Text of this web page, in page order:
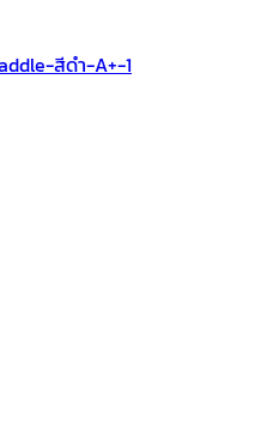
สีดำ-A+-1